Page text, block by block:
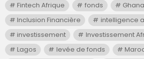
Fintech Afrique
fonds Ghana
Inclusion Financière
intelligence
investissement
Investissement
Lagos
levée de fonds